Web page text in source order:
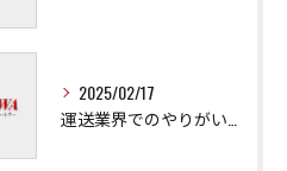
2025/02/17